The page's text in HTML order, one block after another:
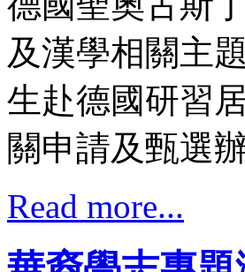
及漢學相關主
生赴德國研習
關申請及甄選
Read more...